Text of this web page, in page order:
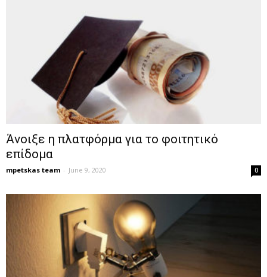
Άνοιξε η πλατφόρμα για το φοιτητικό
επίδομα
mpetskas team - June 9, 2020 0